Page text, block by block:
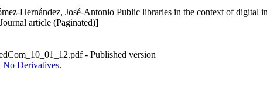
Hernández, José-Antonio Public libraries in the context of digital
article (Paginated)]
- Published version
No Derivatives.